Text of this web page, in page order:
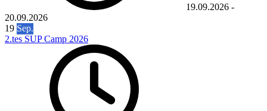
19.09.2026 -
20.09.2026
19 Sep.
2.tes SUP Camp 2026